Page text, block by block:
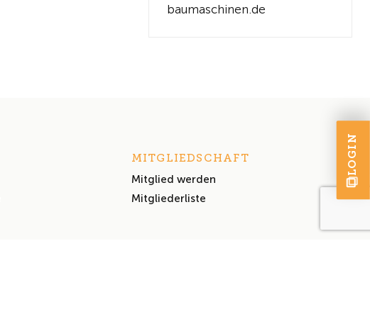
baumaschinen.de
MITGLIEDSCHAFT
Mitglied werden
Mitgliederliste
LOGIN